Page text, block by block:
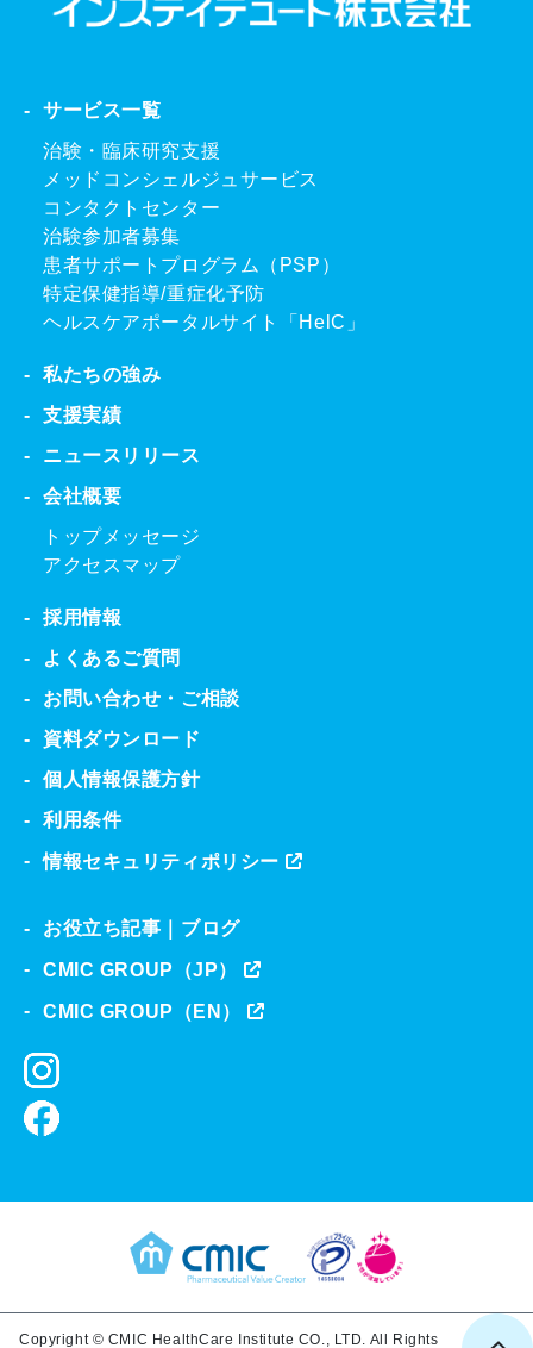
サービス一覧
治験・臨床研究支援
メッドコンシェルジュサービス
コンタクトセンター
治験参加者募集
患者サポートプログラム（PSP）
特定保健指導/重症化予防
ヘルスケアポータルサイト「HelC」
私たちの強み
支援実績
ニュースリリース
会社概要
トップメッセージ
アクセスマップ
採用情報
よくあるご質問
お問い合わせ・ご相談
資料ダウンロード
個人情報保護方針
利用条件
情報セキュリティポリシー
お役立ち記事｜ブログ
CMIC GROUP（JP）
CMIC GROUP（EN）
Copyright © CMIC HealthCare Institute CO., LTD. All Rights